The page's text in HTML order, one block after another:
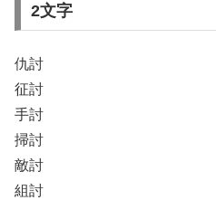
2文字
仇討
征討
手討
掃討
敵討
組討